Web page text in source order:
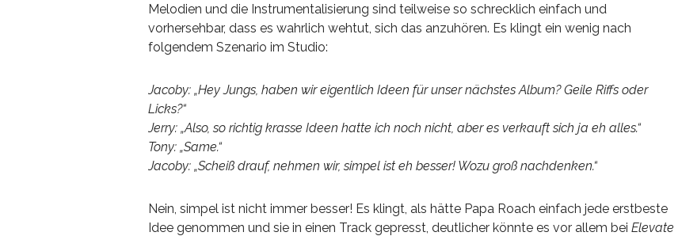
Melodien und die Instrumentalisierung sind teilweise so schrecklich einfach und
vorhersehbar, dass es wahrlich wehtut, sich das anzuhören. Es klingt ein wenig nach
folgendem Szenario im Studio:
Jacoby: „Hey Jungs, haben wir eigentlich Ideen für unser nächstes Album? Geile Riffs oder
Licks?“
Jerry: „Also, so richtig krasse Ideen hatte ich noch nicht, aber es verkauft sich ja eh alles.“
Tony: „Same.“
Jacoby: „Scheiß drauf, nehmen wir, simpel ist eh besser! Wozu groß nachdenken.“
Nein, simpel ist nicht immer besser! Es klingt, als hätte Papa Roach einfach jede erstbeste
Idee genommen und sie in einen Track gepresst, deutlicher könnte es vor allem bei Elevate